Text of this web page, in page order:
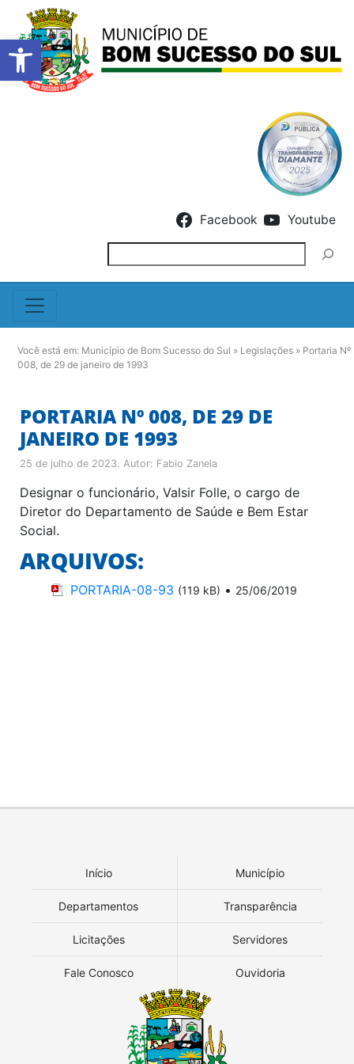
Barra de Ferramentas
Facebook Youtube
Você está em: Município de Bom Sucesso do Sul » Legislações » Portaria Nº
008, de 29 de janeiro de 1993
PORTARIA Nº 008, DE 29 DE
JANEIRO DE 1993
25 de julho de 2023. Autor: Fabio Zanela
Designar o funcionário, Valsir Folle, o cargo de
Diretor do Departamento de Saúde e Bem Estar
Social.
ARQUIVOS:
PORTARIA-08-93 (119 kB) • 25/06/2019
Início Município
Departamentos Transparência
Licitações Servidores
Fale Conosco Ouvidoria